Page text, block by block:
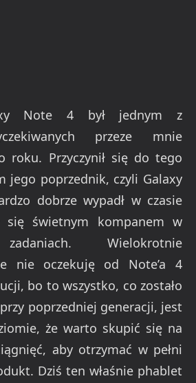
Note 4 był jednym z
przeze mnie
roku. Przyczynił się do tego
jego poprzednik, czyli Galaxy
dobrze wypadł w czasie
się świetnym kompanem w
Wielokrotnie
nie oczekuję od Note’a 4
bo to wszystko, co zostało
poprzedniej generacji, jest
że warto skupić się na
aby otrzymać w pełni
Dziś ten właśnie phablet